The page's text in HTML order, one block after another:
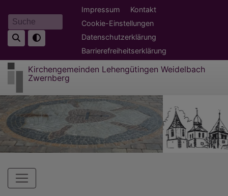
zum
Inhalt
Suche
Fußbereichsmenü
Impressum
Kontakt
Cookie-Einstellungen
Datenschutzerklärung
Barrierefreiheitserklärung
Kirchengemeinden Lehengütingen Weidelbach
Zwernberg
Hauptnavigation